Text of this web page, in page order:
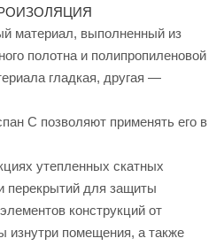
материал, выполненный из
полотна и полипропиленовой
гладкая, другая —
C позволяют применять его в
утепленных скатных
перекрытий для защиты
конструкций от
изнутри помещения, а также